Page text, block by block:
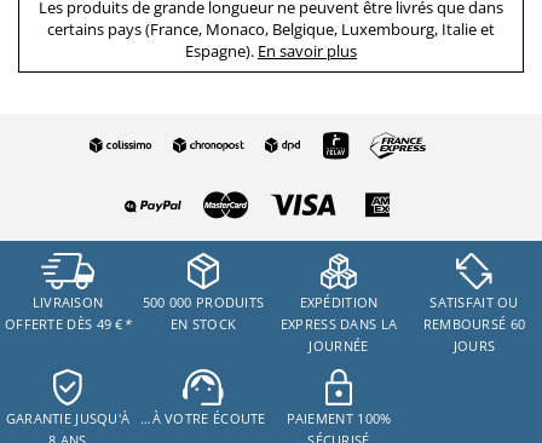
Les produits de grande longueur ne peuvent être livrés que dans
certains pays (France, Monaco, Belgique, Luxembourg, Italie et
Espagne). En savoir plus
LIVRAISON
OFFERTE DÈS 49 € *
500 000 PRODUITS
EN STOCK
EXPÉDITION
EXPRESS DANS LA
JOURNÉE
SATISFAIT OU
REMBOURSÉ 60
JOURS
GARANTIE JUSQU'À
…À VOTRE ÉCOUTE
PAIEMENT 100%